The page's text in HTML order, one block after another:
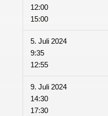
12:00
15:00
5. Juli 2024
9:35
12:55
9. Juli 2024
14:30
17:30